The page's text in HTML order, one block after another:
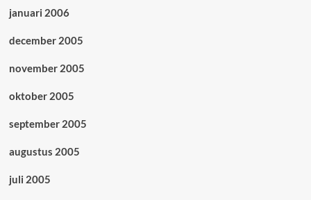
januari 2006
december 2005
november 2005
oktober 2005
september 2005
augustus 2005
juli 2005